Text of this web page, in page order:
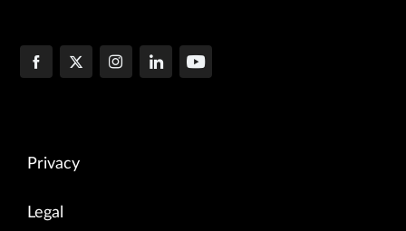
Privacy
Legal